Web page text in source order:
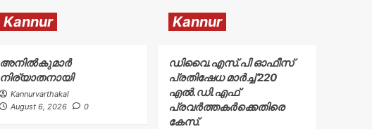
Kannur
അനിൽകുമാർ
നിര്യാതനായി
Kannurvarthakal
August 6, 2026
0
Kannur
ഡിവൈ.എസ്.പി ഓഫീസ്
പ്രതിഷേധ മാർച്ച് 220
എൽ.ഡി.എഫ്
പ്രവർത്തകർക്കെതിരെ
കേസ്.